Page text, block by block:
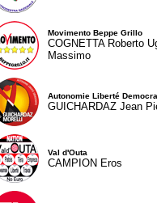
Movimento Beppe Grillo
COGNETTA Roberto
Massimo
Autonomie Liberté
GUICHARDAZ Jean
Val d'Outa
CAMPION Eros